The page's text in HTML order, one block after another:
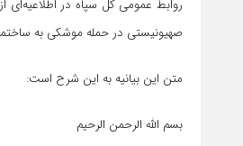
روابط عمومی کل سپاه در
صهیونیستی در حمله موشکی به
متن این بیانیه به این شرح است:
بسم الله الرحمن الرحیم